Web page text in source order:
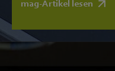
mag-Artikel lesen